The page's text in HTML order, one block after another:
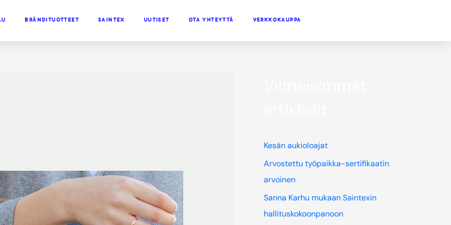
BRÄNDITUOTTEET SAINTEX UUTISET OTA YHTEYTTÄ VERKKOKAUPPA
Kesän aukioloajat
Arvostettu työpaikka-sertifikaatin
arvoinen
Sanna Karhu mukaan Saintexin
hallituskokoonpanoon